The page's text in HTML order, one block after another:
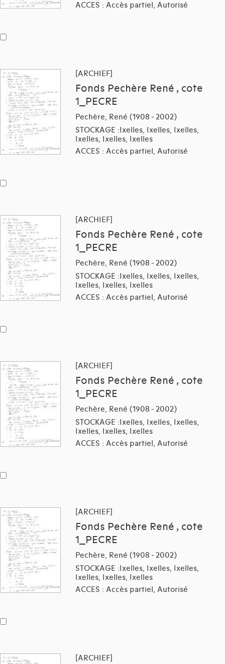
ACCES : Accès partiel, Autorisé
[ARCHIEF]
Fonds Pechère René , cote
1_PECRE
Pechère, René (1908 - 2002)
STOCKAGE :Ixelles, Ixelles, Ixelles,
Ixelles, Ixelles, Ixelles
ACCES : Accès partiel, Autorisé
[ARCHIEF]
Fonds Pechère René , cote
1_PECRE
Pechère, René (1908 - 2002)
STOCKAGE :Ixelles, Ixelles, Ixelles,
Ixelles, Ixelles, Ixelles
ACCES : Accès partiel, Autorisé
[ARCHIEF]
Fonds Pechère René , cote
1_PECRE
Pechère, René (1908 - 2002)
STOCKAGE :Ixelles, Ixelles, Ixelles,
Ixelles, Ixelles, Ixelles
ACCES : Accès partiel, Autorisé
[ARCHIEF]
Fonds Pechère René , cote
1_PECRE
Pechère, René (1908 - 2002)
STOCKAGE :Ixelles, Ixelles, Ixelles,
Ixelles, Ixelles, Ixelles
ACCES : Accès partiel, Autorisé
[ARCHIEF]